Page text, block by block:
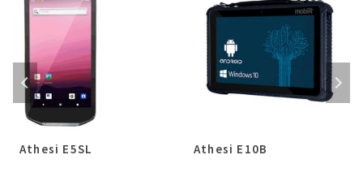
Athesi E5SL Athesi E10B